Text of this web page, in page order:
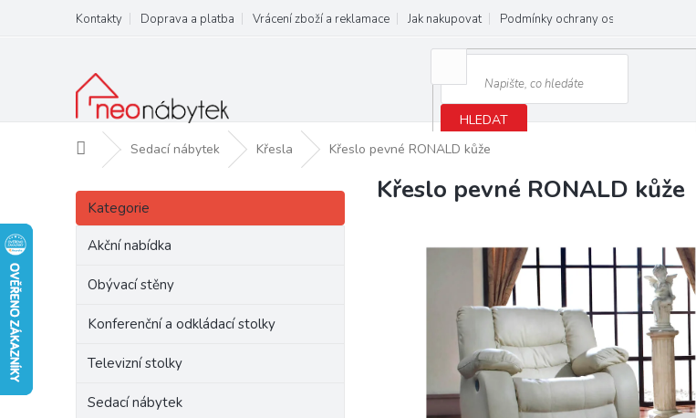
obsah
Kontakty Doprava a platba Vrácení zboží a reklamace Jak nakupovat Podmínky ochrany osobních údajů
HLEDAT
Domů Sedací nábytek Křesla Křeslo pevné RONALD kůže
P
s
Přeskočit
kategorie
Kategorie
Akční nabídka
Obývací stěny
Konferenční a odkládací stolky
Televizní stolky
Sedací nábytek
Křeslo pevné RONALD kůže